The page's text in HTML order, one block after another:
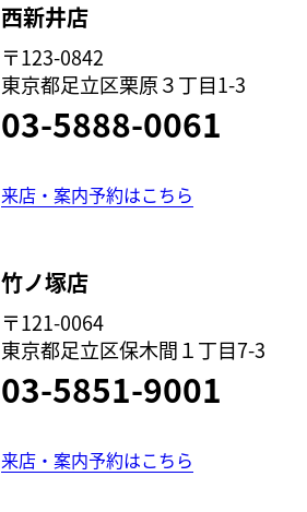
西新井店
〒123-0842
東京都足立区栗原３丁目1-3
03-5888-0061
来店・案内予約はこちら
竹ノ塚店
〒121-0064
東京都足立区保木間１丁目7-3
03-5851-9001
来店・案内予約はこちら